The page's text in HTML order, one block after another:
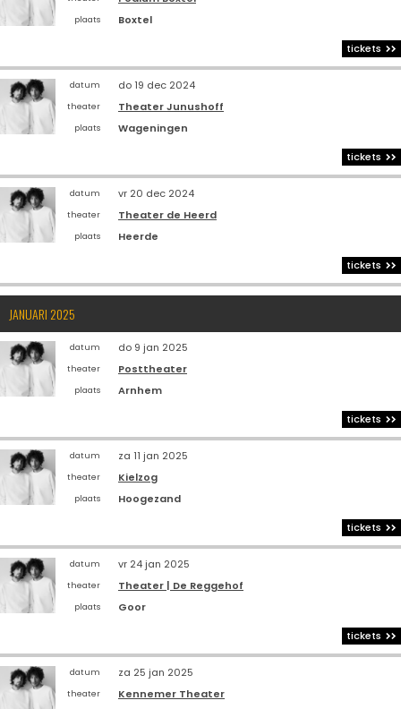
plaats
Boxtel
tickets
datum do 19 dec 2024
theater Theater Junushoff
plaats
Wageningen
tickets
datum vr 20 dec 2024
theater Theater de Heerd
plaats
Heerde
tickets
JANUARI 2025
datum do 9 jan 2025
theater Posttheater
plaats
Arnhem
tickets
datum za 11 jan 2025
theater Kielzog
plaats
Hoogezand
tickets
datum vr 24 jan 2025
theater Theater | De Reggehof
plaats
Goor
tickets
datum za 25 jan 2025
theater
Kennemer Theater